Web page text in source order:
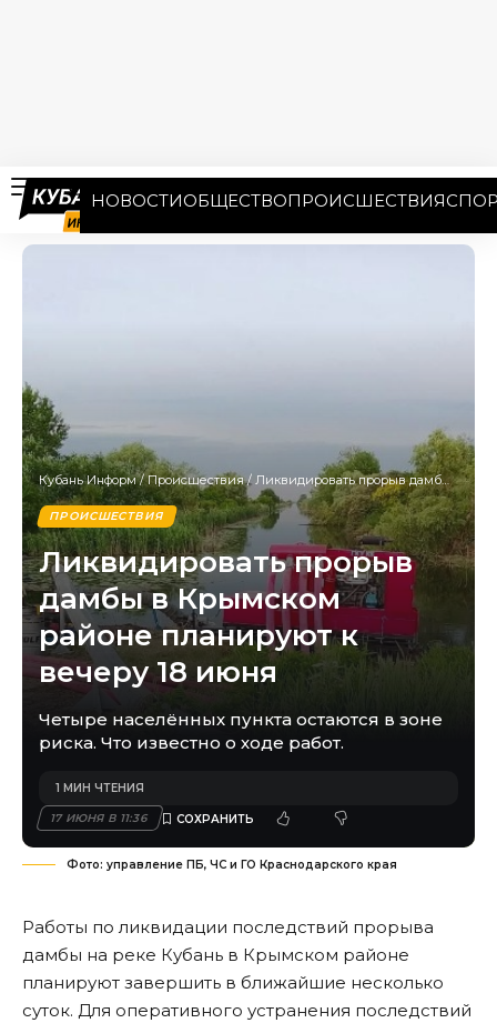
НОВОСТИОБЩЕСТВОПРОИСШЕСТВИЯ
Кубань Информ/Происшествия/ Ликвидировать прорыв дамбы в Крымском районе планируют к вечеру 18 июня
ПРОИСШЕСТВИЯ
Ликвидировать прорыв
дамбы в Крымском
районе планируют к
вечеру 18 июня
Четыре населённых пункта остаются в зоне
риска. Что известно о ходе работ.
17 ИЮНЯ В 11:36
1 МИН ЧТЕНИЯ
Фото: управление ПБ, ЧС и ГО Краснодарского края
Работы по ликвидации последствий прорыва
дамбы на реке Кубань в Крымском районе
планируют завершить в ближайшие несколько
суток. Для оперативного устранения последствий